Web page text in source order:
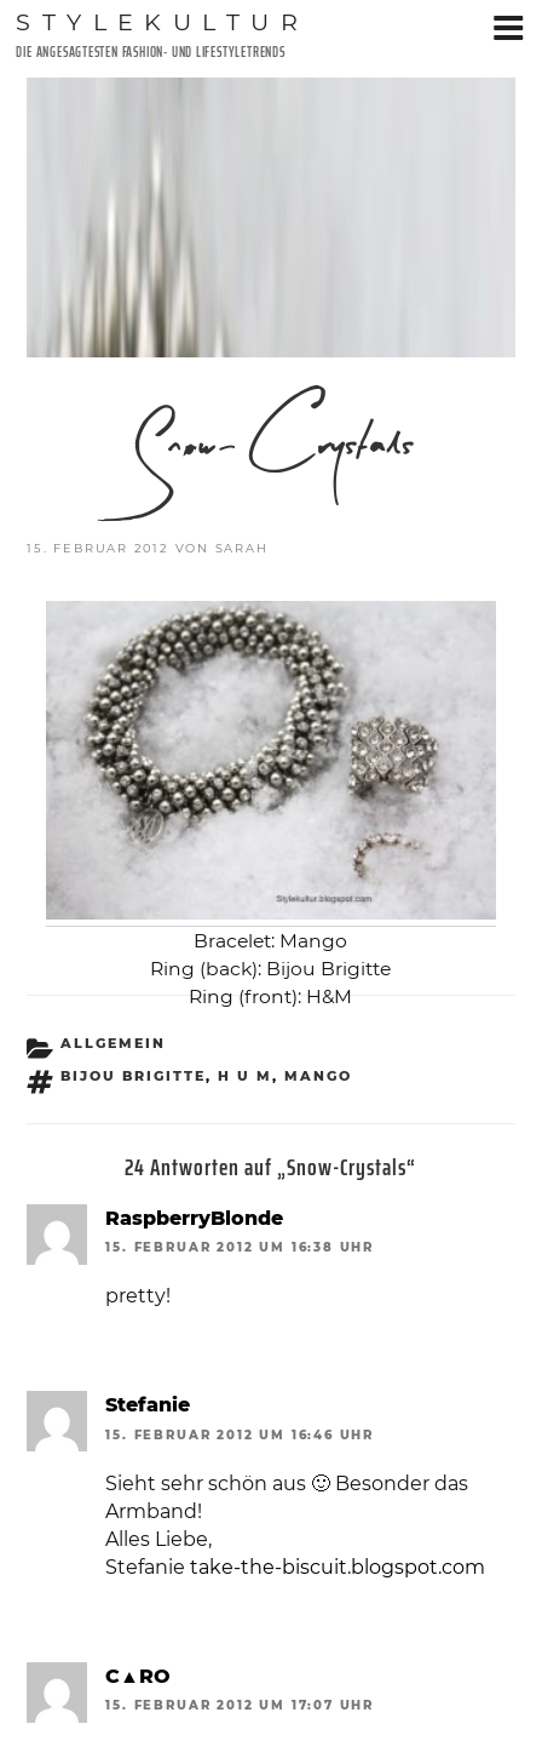
Zum
Inhalt
STYLEKULTUR
DIE ANGESAGTESTEN FASHION- UND LIFESTYLETRENDS
VERÖFFENTLICHT
15. FEBRUAR 2012 VON SARAH
Snow-Crystals
Bracelet: Mango
Ring (back): Bijou Brigitte
Ring (front): H&M
KATEGORIEN
ALLGEMEIN
SCHLAGWÖRTER
BIJOU BRIGITTE, H U M , MANGO
24 Antworten auf „Snow-Crystals“
RaspberryBlonde
15. FEBRUAR 2012 UM 16:38 UHR
pretty!
Stefanie
15. FEBRUAR 2012 UM 16:46 UHR
Sieht sehr schön aus 🙂 Besonder das
Armband!
Alles Liebe,
Stefanietake-the-biscuit.blogspot.com
C▲RO
15. FEBRUAR 2012 UM 17:07 UHR